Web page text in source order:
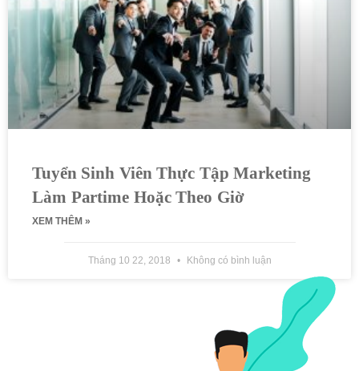
Tuyển Sinh Viên Thực Tập Marketing
Làm Partime Hoặc Theo Giờ
XEM THÊM »
Tháng 10 22, 2018 Không có bình luận